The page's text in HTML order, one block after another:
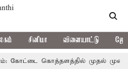
சினிமா விளையாட்டு
கொத்தளத்தில் முதல் முறையாக